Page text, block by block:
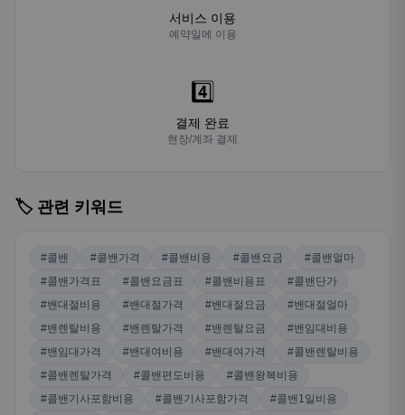
서비스 이용
예약일에 이용
4️⃣
결제 완료
현장/계좌 결제
🏷️ 관련 키워드
#콜밴 #콜밴가격 #콜밴비용 #콜밴요금
#콜밴얼마
#콜밴가격표
#콜밴요금표 #콜밴비용표
#콜밴단가
#밴대절비용
#밴대절가격 #밴대절요금
#밴대절얼마
#밴렌탈비용
#밴렌탈가격 #밴렌탈요금
#밴임대비용
#밴임대가격
#밴대여비용 #밴대여가격
#콜밴렌탈비용
#콜밴렌탈가격
#콜밴편도비용
#콜밴왕복비용
#콜밴기사포함비용
#콜밴기사포함가격
#콜밴1일비용